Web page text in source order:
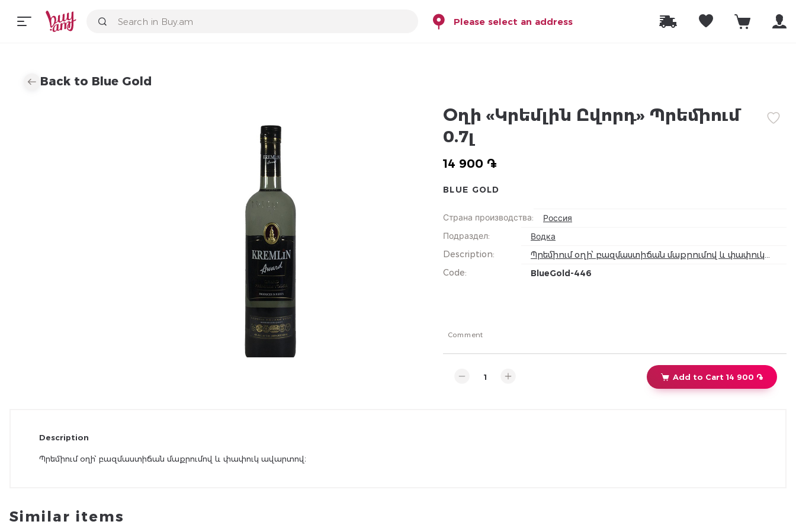
Please select an address
Back to Blue Gold
Օղի «Կրեմլին Ըվորդ» Պրեմիում
0.7լ
14 900 ֏
BLUE GOLD
Страна производства:
Россия
Подраздел:
Водка
Description:
Պրեմիում օղի՝ բազմաստիճան մաքրումով և փափուկ
Code: BlueGold-446
Comment
Add to Cart 14 900 ֏
Description
Պրեմիում օղի՝ բազմաստիճան մաքրումով և փափուկ ավարտով։
Similar items